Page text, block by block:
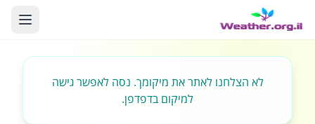
לא הצלחנו לאתר את מיקומך. נסה לאפשר גישה
למיקום בדפדפן.